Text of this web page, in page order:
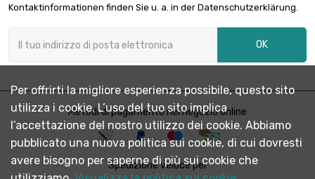
Kontaktinformationen finden Sie u. a. in der Datenschutzerklärung.
OK
Metodi di pagamento nel negozio online
Spedizione veloce per
Per offrirti la migliore esperienza possibile, questo sito
utilizza i cookie. L’uso del tuo sito implica
l’accettazione del nostro utilizzo dei cookie. Abbiamo
pubblicato una nuova politica sui cookie, di cui dovresti
avere bisogno per saperne di più sui cookie che